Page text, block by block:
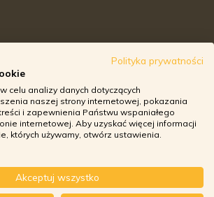
Polityka prywatności
celu analizy danych dotyczących
naszej strony internetowej, pokazania
i zapewnienia Państwu wspaniałego
internetowej. Aby uzyskać więcej informacji
których używamy, otwórz ustawienia.
Akceptuj wszystko